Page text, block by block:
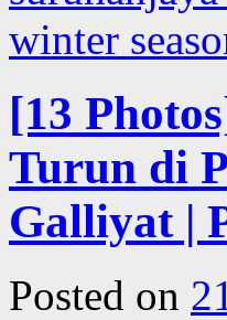
winter
[13
Turun di
Galliyat |
Posted on